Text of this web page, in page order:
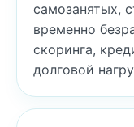
самозанятых,
временно
скоринга,
долговой